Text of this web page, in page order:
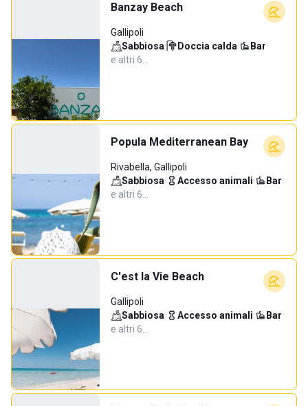
Banzay Beach
Gallipoli
Sabbiosa· Doccia calda· Bar·
e altri 6…
Popula Mediterranean Bay
Rivabella, Gallipoli
Sabbiosa· Accesso animali· Bar·
e altri 6…
C'est la Vie Beach
Gallipoli
Sabbiosa· Accesso animali· Bar·
e altri 6…